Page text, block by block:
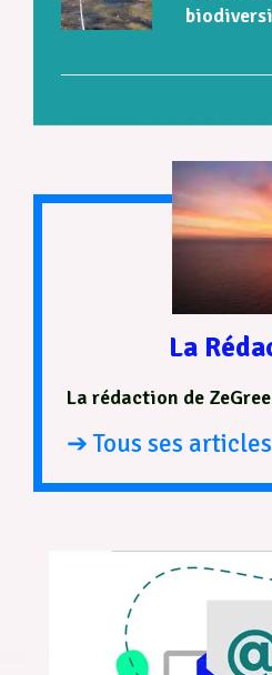
La
La rédaction de
➔ Tous ses articles